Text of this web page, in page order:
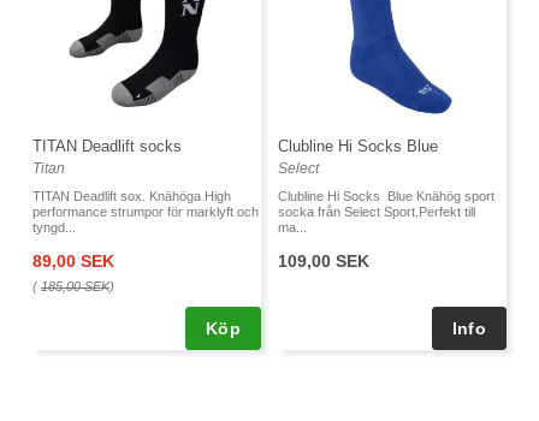
TITAN Deadlift socks
Titan
TITAN Deadlift sox. Knähöga High
performance strumpor för marklyft och
tyngd...
89,00 SEK
(185,00 SEK)
Köp
Clubline Hi Socks Blue
Select
Clubline Hi Socks Blue Knähög sport
socka från Select Sport.Perfekt till
ma...
109,00 SEK